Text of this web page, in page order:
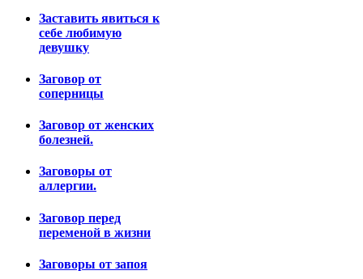
Заставить явиться к
себе любимую
девушку
Заговор от
соперницы
Заговор от женских
болезней.
Заговоры от
аллергии.
Заговор перед
переменой в жизни
Заговоры от запоя